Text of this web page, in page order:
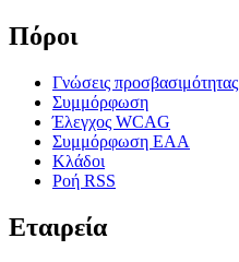
Πόροι
Γνώσεις προσβασιμότητας
Συμμόρφωση
Έλεγχος WCAG
Συμμόρφωση EAA
Κλάδοι
Ροή RSS
Εταιρεία